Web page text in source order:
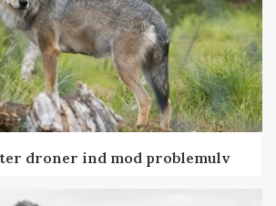
droner ind mod problemulv